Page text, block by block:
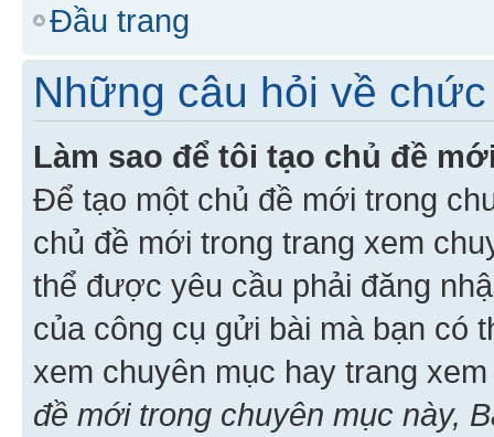
Đầu trang
Những câu hỏi về
Làm sao để tôi tạo chủ đề
Để tạo một chủ đề mới trong
chủ đề mới trong trang xem
thể được yêu cầu phải đăng
của công cụ gửi bài mà bạn có
xem chuyên mục hay trang
đề mới trong chuyên mục này,